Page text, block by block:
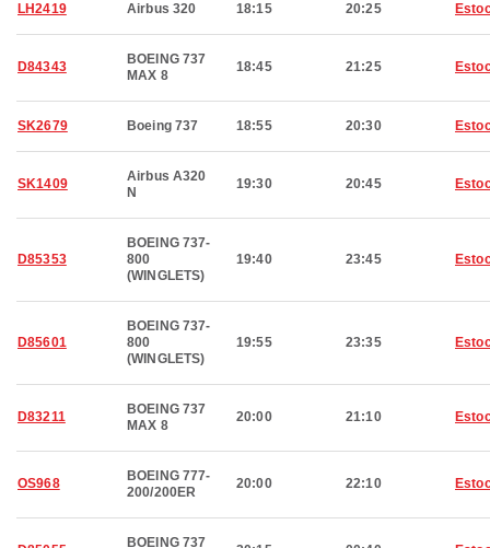
LH2419 Airbus 320 18:15 20:25
D84343
BOEING 737
MAX 8
18:45 21:25
SK2679 Boeing 737 18:55 20:30
SK1409
Airbus A320
N
19:30 20:45
D85353
BOEING 737-
800
(WINGLETS)
19:40 23:45
D85601
BOEING 737-
800
(WINGLETS)
19:55 23:35
D83211
BOEING 737
MAX 8
20:00 21:10
OS968
BOEING 777-
200/200ER
20:00 22:10
BOEING 737